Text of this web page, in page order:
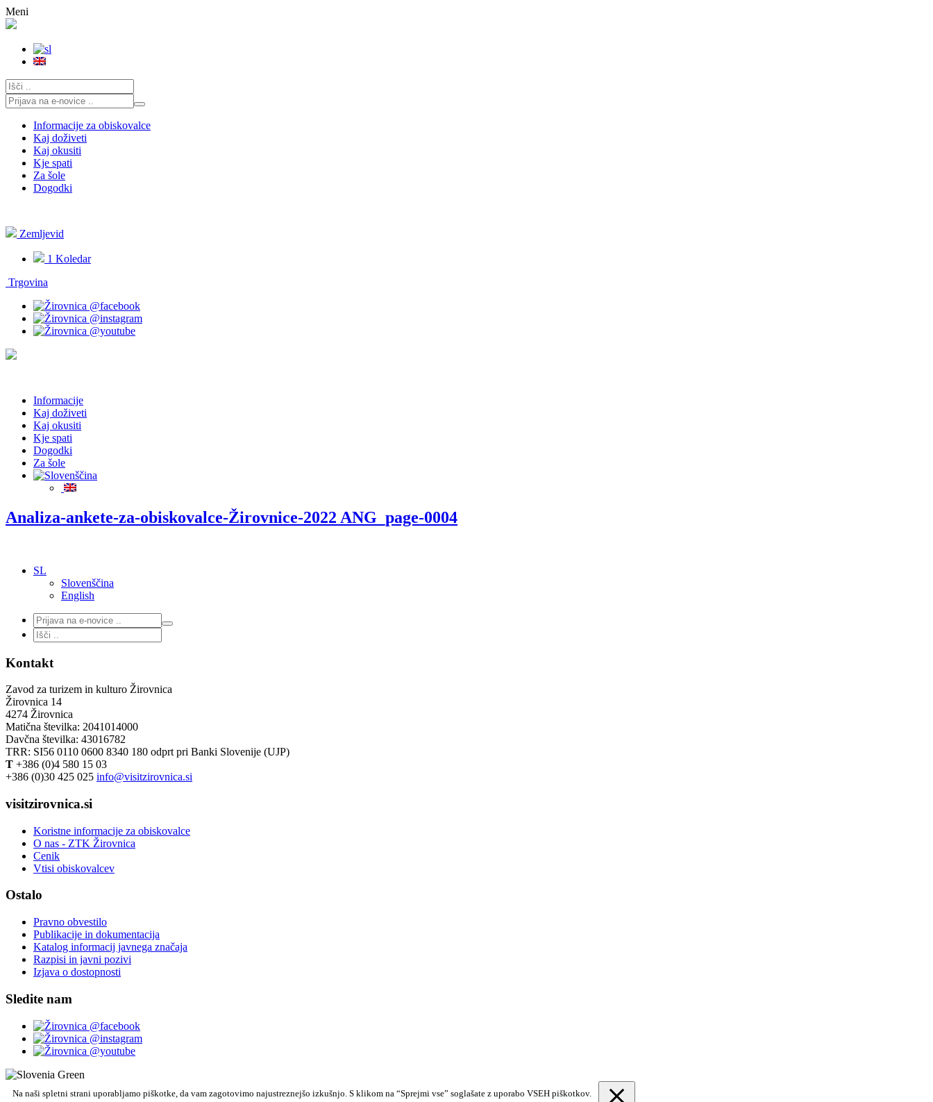
Skoči
na
Meni
Informacije za obiskovalce
Kaj doživeti
Kaj okusiti
Kje spati
Za šole
Dogodki
Zemljevid
1 Koledar
Trgovina
Informacije
Kaj doživeti
Kaj okusiti
Kje spati
Dogodki
Za šole
Analiza-ankete-za-obiskovalce-Žirovnice-2022 ANG_page-0004
SL
Slovenščina
English
Kontakt
Zavod za turizem in kulturo Žirovnica
Žirovnica 14
4274 Žirovnica
Matična številka: 2041014000
Davčna številka: 43016782
TRR: SI56 0110 0600 8340 180 odprt pri Banki Slovenije (UJP)
T +386 (0)4 580 15 03
+386 (0)30 425 025 info@visitzirovnica.si
visitzirovnica.si
Koristne informacije za obiskovalce
O nas - ZTK Žirovnica
Cenik
Vtisi obiskovalcev
Ostalo
Pravno obvestilo
Publikacije in dokumentacija
Katalog informacij javnega značaja
Razpisi in javni pozivi
Izjava o dostopnosti
Sledite nam
Na naši spletni strani uporabljamo piškotke, da vam zagotovimo najustreznejšo izkušnjo. S klikom na “Sprejmi vse” soglašate z uporabo VSEH piškotkov.